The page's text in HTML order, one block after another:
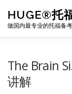
content
HUGE®托
做国内最专业的托福备
The Brain
讲解